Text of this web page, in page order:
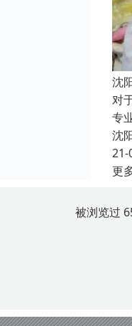
沈
对
专
沈
21-
更
被浏览过